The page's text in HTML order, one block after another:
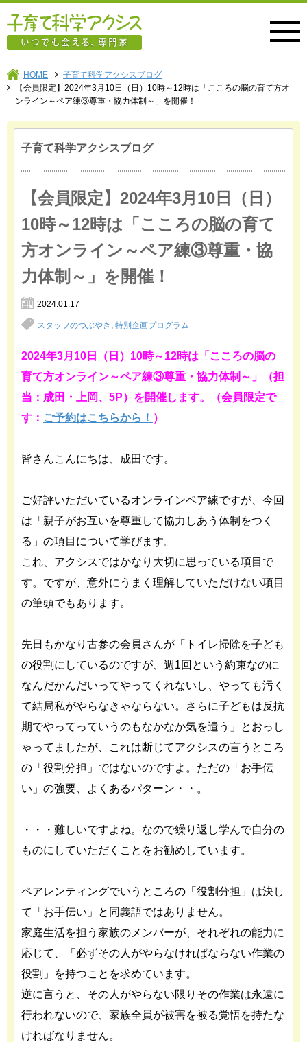
HOME
子育て科学アクシスブログ
【会員限定】2024年3月10日（日）10時～12時は「こころの脳の育て方オ
ンライン～ペア練③尊重・協力体制～」を開催！
子育て科学アクシスブログ
【会員限定】2024年3月10日（日）
10時～12時は「こころの脳の育て
方オンライン～ペア練③尊重・協
力体制～」を開催！
2024.01.17
スタッフのつぶやき , 特別企画プログラム
2024年3月10日（日）10時～12時は「こころの脳の
育て方オンライン～ペア練③尊重・協力体制～」（担
当：成田・上岡、5P）を開催します。（会員限定で
す： ご予約はこちらから！ ）
皆さんこんにちは、成田です。
ご好評いただいているオンラインペア練ですが、今回
は「親子がお互いを尊重して協力しあう体制をつく
る」の項目について学びます。
これ、アクシスではかなり大切に思っている項目で
す。ですが、意外にうまく理解していただけない項目
の筆頭でもあります。
先日もかなり古参の会員さんが「トイレ掃除を子ども
の役割にしているのですが、週1回という約束なのに
なんだかんだいってやってくれないし、やっても汚く
て結局私がやらなきゃならない。さらに子どもは反抗
期でやってっていうのもなかなか気を遣う」とおっし
ゃってましたが、これは断じてアクシスの言うところ
の「役割分担」ではないのですよ。ただの「お手伝
い」の強要、よくあるパターン・・。
・・・難しいですよね。なので繰り返し学んで自分の
ものにしていただくことをお勧めしています。
ペアレンティングでいうところの「役割分担」は決し
て「お手伝い」と同義語ではありません。
家庭生活を担う家族のメンバーが、それぞれの能力に
応じて、「必ずその人がやらなければならない作業の
役割」を持つことを求めています。
逆に言うと、その人がやらない限りその作業は永遠に
行われないので、家族全員が被害を被る覚悟を持たな
ければなりません。